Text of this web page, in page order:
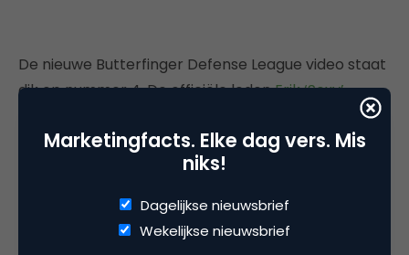
De nieuwe Butterfinger Defense League video staat
dik op nummer 4. De officiële ledenErik ‘Sexy’
Lou ‘Strong’
Ferrignoworden bijgestaan door Sir Mix-A-Lot,
Baby got Back
remake van die classic is. Voor meer Butterfinger
Defense League videos kan je het
Marketingfacts. Elke dag vers. Mis
niks!
Dagelijkse nieuwsbrief
Wekelijkse nieuwsbrief